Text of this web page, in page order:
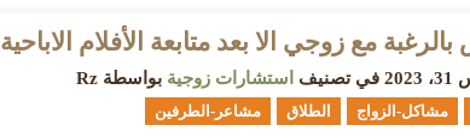
مع زوجي الا بعد متابعة الأفلام الاباحية
في تصنيف استشارات زوجية بواسطة Rz
مشاكل-الزواج الطلاق مشاعر-الطرفين